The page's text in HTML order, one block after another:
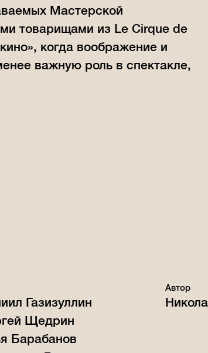
Мастерской
товарищами из Le Cirque de
когда воображение и
важную роль в спектакле,
Газизуллин
Щедрин
Барабанов
Автор